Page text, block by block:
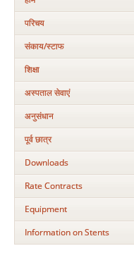
परिचय
संकाय/स्‍टाफ
शिक्षा
अस्‍पताल सेवाएं
अनुसंधान
पूर्व छात्र
Downloads
Rate Contracts
Equipment
Information on Stents